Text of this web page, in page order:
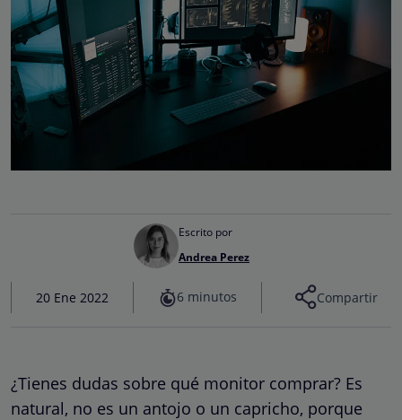
Escrito por
Andrea Perez
20 Ene 2022 6 minutos Compartir
¿Tienes dudas sobre qué monitor comprar? Es
natural, no es un antojo o un capricho, porque